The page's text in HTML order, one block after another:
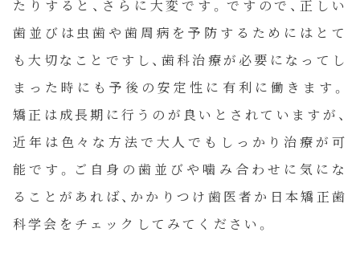
私達について
お知らせ
コラム
ご予約
たりすると、さらに大変です。ですので、正しい
歯並びは虫歯や歯周病を予防するためにはとて
も大切なことですし、歯科治療が必要になってし
まった時にも予後の安定性に有利に働きます。
矯正は成長期に行うのが良いとされていますが、
近年は色々な方法で大人でもしっかり治療が可
能です。ご自身の歯並びや噛み合わせに気にな
ることがあれば、かかりつけ歯医者か日本矯正歯
科学会をチェックしてみてください。